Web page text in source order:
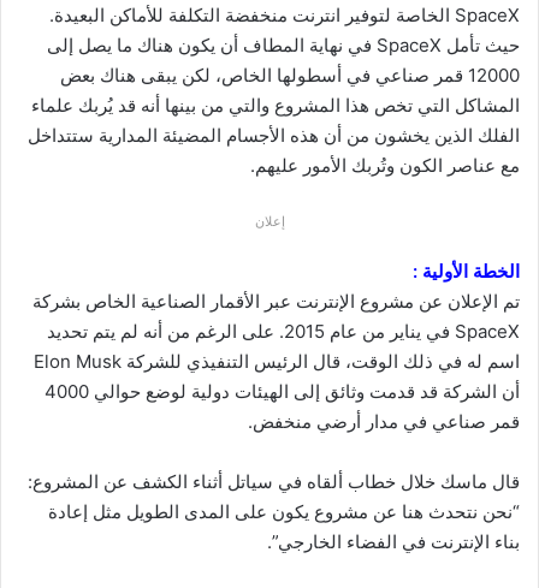
SpaceX الخاصة لتوفير انترنت منخفضة التكلفة للأماكن البعيدة.
حيث تأمل SpaceX في نهاية المطاف أن يكون هناك ما يصل إلى
12000 قمر صناعي في أسطولها الخاص، لكن يبقى هناك بعض
المشاكل التي تخص هذا المشروع والتي من بينها أنه قد يُربك علماء
الفلك الذين يخشون من أن هذه الأجسام المضيئة المدارية ستتداخل
مع عناصر الكون وتُربك الأمور عليهم.
إعلان
الخطة الأولية :
تم الإعلان عن مشروع الإنترنت عبر الأقمار الصناعية الخاص بشركة
SpaceX في يناير من عام 2015. على الرغم من أنه لم يتم تحديد
اسم له في ذلك الوقت، قال الرئيس التنفيذي للشركة Elon Musk
أن الشركة قد قدمت وثائق إلى الهيئات دولية لوضع حوالي 4000
قمر صناعي في مدار أرضي منخفض.
قال ماسك خلال خطاب ألقاه في سياتل أثناء الكشف عن المشروع:
“نحن نتحدث هنا عن مشروع يكون على المدى الطويل مثل إعادة
بناء الإنترنت في الفضاء الخارجي”.